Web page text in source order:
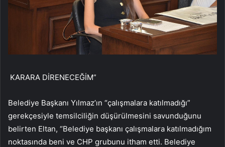
KARARA DİRENECEĞİM”
Belediye Başkanı Yılmaz’ın “çalışmalara katılmadığı”
gerekçesiyle temsilciliğin düşürülmesini savunduğunu
belirten Eltan, “Belediye başkanı çalışmalara katılmadığım
noktasında beni ve CHP grubunu itham etti. Belediye